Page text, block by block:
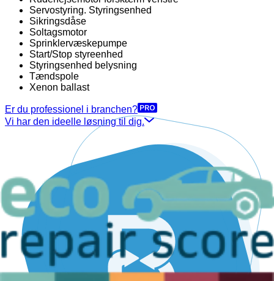
Servostyring. Styringsenhed
Sikringsdåse
Soltagsmotor
Sprinklervæskepumpe
Start/Stop styreenhed
Styringsenhed belysning
Tændspole
Xenon ballast
Er du professionel i branchen?
Vi har den ideelle løsning til dig.